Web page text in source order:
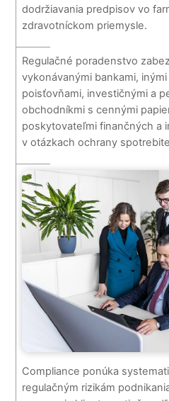
dodržiavania predpisov vo
zdravotníckom priemysle.
Regulačné poradenstvo
vykonávanými bankami,
poisťovňami, investičnými a
obchodníkmi s cennými
poskytovateľmi finančných a
v otázkach ochrany
Compliance ponúka
regulačným rizikám